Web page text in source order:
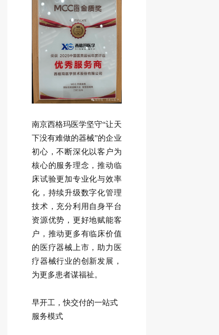
南京西格玛医学坚守“让天
下没有难做的器械”的企业
初心，不断深化以客户为
核心的服务理念，推动临
床试验更加专业化与效率
化，持续升级数字化管理
技术，充分利用自身平台
资源优势，更好地赋能客
户，推动更多有临床价值
的医疗器械上市，助力医
疗器械行业的创新发展，
为更多患者谋福祉。
早开工，快交付的一站式
服务模式